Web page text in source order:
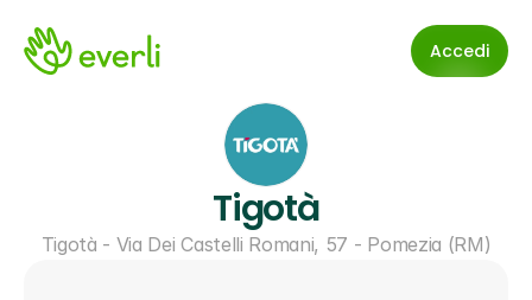
Accedi
Tigotà
Tigotà - Via Dei Castelli Romani, 57 - Pomezia (RM)